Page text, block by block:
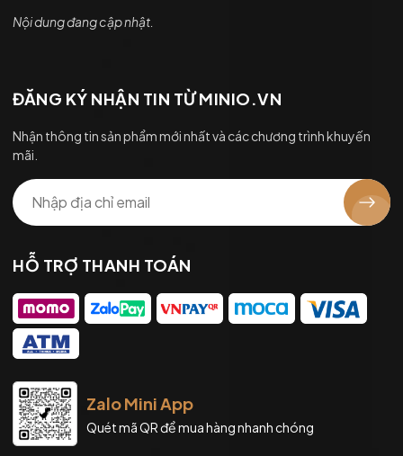
Nội dung đang cập nhật.
ĐĂNG KÝ NHẬN TIN TỪ MINIO.VN
Nhận thông tin sản phẩm mới nhất và các chương trình khuyến
mãi.
HỖ TRỢ THANH TOÁN
Zalo Mini App
Quét mã QR để mua hàng nhanh chóng